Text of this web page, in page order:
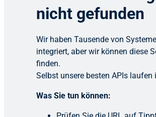
nicht gefunden
Wir haben Tausende von
integriert, aber wir können diese
finden.
Selbst unsere besten APIs laufen
Was Sie tun können: